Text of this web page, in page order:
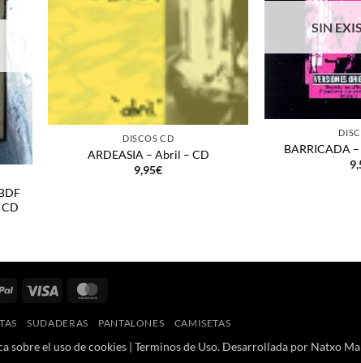
CD
DISCOS CD
ARDEASIA – Abril – CD
9,95€
SIN
BARRICADA
PayPal Visa
SUDADERAS PANTALONES CAMISETAS
sobre el uso de cookies | Terminos de Uso. Desarrollada por Natxo